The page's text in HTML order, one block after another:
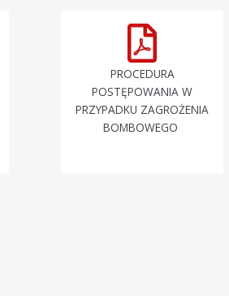
PROCEDURA
POSTĘPOWANIA W
PRZYPADKU ZAGROŻENIA
BOMBOWEGO